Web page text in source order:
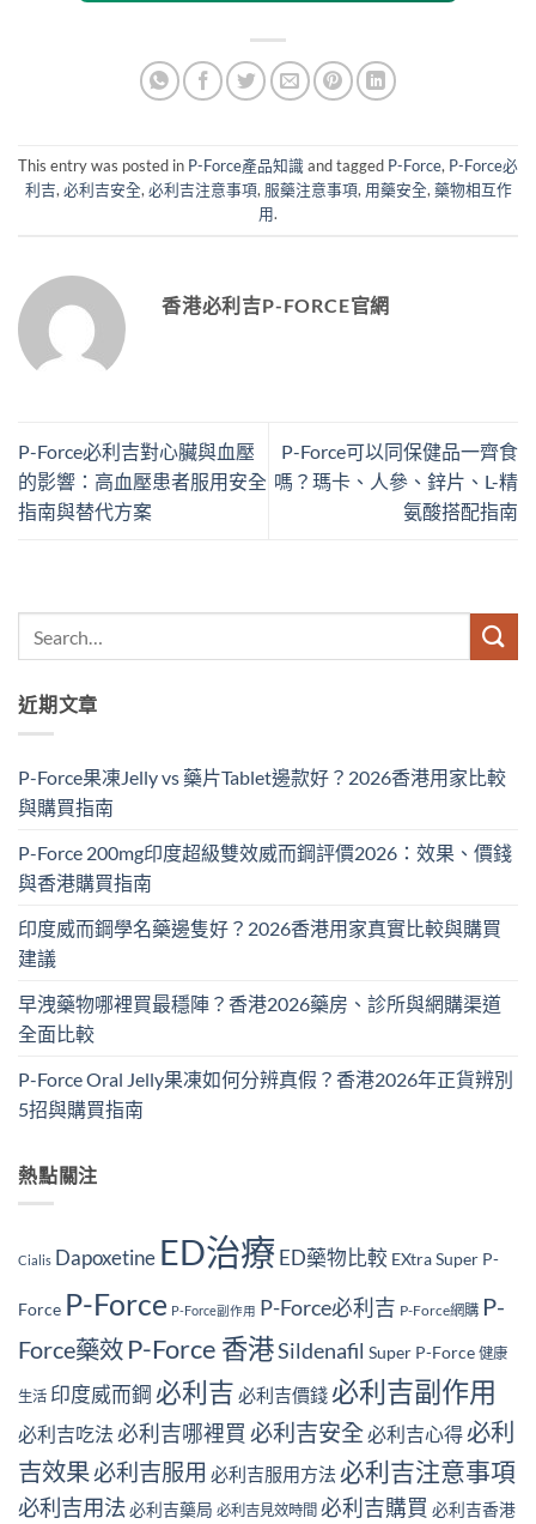
This entry was posted in P-Force產品知識 and tagged P-Force, P-Force必
利吉, 必利吉安全, 必利吉注意事項, 服藥注意事項, 用藥安全, 藥物相互作
用.
香港必利吉P-FORCE官網
P-Force必利吉對心臟與血壓
的影響：高血壓患者服用安全
指南與替代方案
P-Force可以同保健品一齊食
嗎？瑪卡、人參、鋅片、L-精
氨酸搭配指南
近期文章
P-Force果凍Jelly vs 藥片Tablet邊款好？2026香港用家比較
與購買指南
P-Force 200mg印度超級雙效威而鋼評價2026：效果、價錢
與香港購買指南
印度威而鋼學名藥邊隻好？2026香港用家真實比較與購買
建議
早洩藥物哪裡買最穩陣？香港2026藥房、診所與網購渠道
全面比較
P-Force Oral Jelly果凍如何分辨真假？香港2026年正貨辨別
5招與購買指南
熱點關注
Cialis Dapoxetine ED治療ED藥物比較 EXtra Super P-
Force P-Force P-Force副作用 P-Force必利吉 P-Force網購 P-
Force藥效 P-Force 香港Sildenafil Super P-Force 健康
生活 印度威而鋼 必利吉 必利吉價錢 必利吉副作用
必利吉吃法 必利吉哪裡買 必利吉安全必利吉心得必利
吉效果必利吉服用 必利吉服用方法必利吉注意事項
必利吉用法必利吉藥局 必利吉見效時間 必利吉購買 必利吉香港